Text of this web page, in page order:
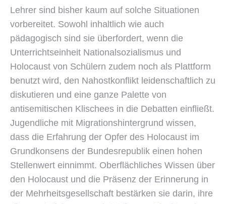
Lehrer sind bisher kaum auf solche Situationen
vorbereitet. Sowohl inhaltlich wie auch
pädagogisch sind sie überfordert, wenn die
Unterrichtseinheit Nationalsozialismus und
Holocaust von Schülern zudem noch als Plattform
benutzt wird, den Nahostkonflikt leidenschaftlich zu
diskutieren und eine ganze Palette von
antisemitischen Klischees in die Debatten einfließt.
Jugendliche mit Migrationshintergrund wissen,
dass die Erfahrung der Opfer des Holocaust im
Grundkonsens der Bundesrepublik einen hohen
Stellenwert einnimmt. Oberflächliches Wissen über
den Holocaust und die Präsenz der Erinnerung in
der Mehrheitsgesellschaft bestärken sie darin, ihre